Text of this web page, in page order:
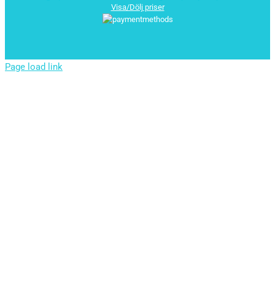
Visa/Dölj priser
Page load link